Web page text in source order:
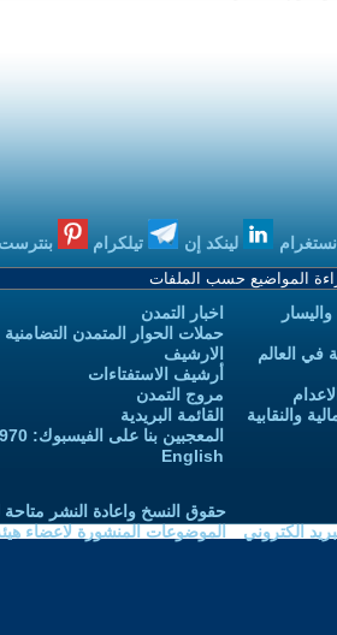
لينكد إن تيلكرام بنترست
في العالم
والنقابية
اخبار التمدن
حملات الحوار المتمدن التضامنية
الارشيف
أرشيف الاستفتاءات
مروج التمدن
القائمة البريدية
المعجبين بنا على الفيسبوك: 3,732,970
English
الكتروني
حقوق النسخ واعادة النشر متاحة
الموضوعات المنشورة لاعضاء